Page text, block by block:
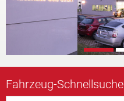
Fahrzeug-Schnellsuche